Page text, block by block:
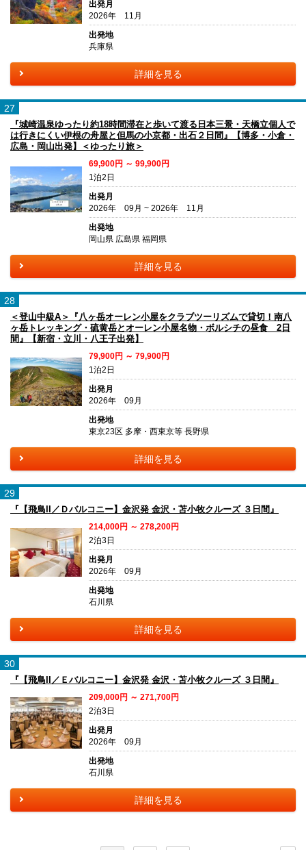
出発月
2026年 11月
出発地
兵庫県
詳細を見る
27
『城崎温泉ゆったり約18時間滞在と歩いて渡る日本三景・天橋立個人で
は行きにくい伊根の舟屋と但馬の小京都・出石２日間』【博多・小倉・
広島・岡山出発】＜ゆったり旅＞
69,900円 ～ 99,900円
1泊2日
出発月
2026年 09月 ~ 2026年 11月
出発地
岡山県 広島県 福岡県
詳細を見る
28
＜登山中級A＞『八ヶ岳オーレン小屋をクラブツーリズムで貸切！南八
ヶ岳トレッキング・硫黄岳とオーレン小屋名物・ボルシチの昼食 2日
間』【新宿・立川・八王子出発】
79,900円 ～ 79,900円
1泊2日
出発月
2026年 09月
出発地
東京23区 多摩・西東京等 長野県
詳細を見る
29
『【飛鳥II／Ｄバルコニー】金沢発 金沢・苫小牧クルーズ ３日間』
214,000円 ～ 278,200円
2泊3日
出発月
2026年 09月
出発地
石川県
詳細を見る
30
『【飛鳥II／Ｅバルコニー】金沢発 金沢・苫小牧クルーズ ３日間』
209,000円 ～ 271,700円
2泊3日
出発月
2026年 09月
出発地
石川県
詳細を見る